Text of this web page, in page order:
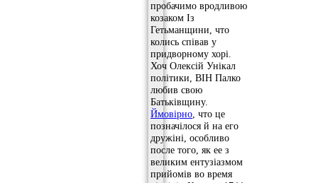
пробачимо вродливою
козаком Із
Гетьманщини, что
колись співав у
придворному хорі.
Хоч Олексій Унікал
політики, ВІН Палко
любив свою
Батьківщину.
Ймовірно , что це
позначілося й на его
дружіні, особливо
после того, як ее з
великим ентузіазмом
прийомів во время